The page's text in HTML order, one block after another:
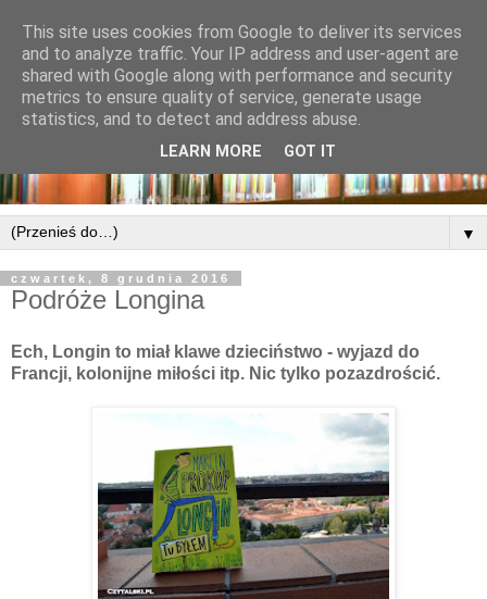
▼
czwartek, 8 grudnia 2016
Podróże Longina
Ech, Longin to miał klawe dzieciństwo - wyjazd do
Francji, kolonijne miłości itp. Nic tylko pozazdrościć.
This site uses cookies from Google to deliver its services
and to analyze traffic. Your IP address and user-agent are
shared with Google along with performance and security
metrics to ensure quality of service, generate usage
statistics, and to detect and address abuse.
LEARN MORE GOT IT